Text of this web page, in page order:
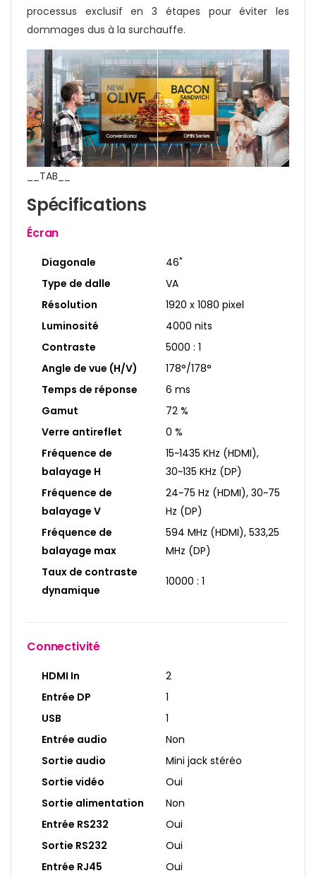
processus exclusif en 3 étapes pour éviter les
dommages dus à la surchauffe.
__TAB__
Spécifications
Écran
Diagonale
46"
Type de dalle
VA
Résolution
1920 x 1080 pixel
Luminosité
4000 nits
Contraste
5000 : 1
Angle de vue (H/V)
178°/178°
Temps de réponse
6 ms
Gamut
72 %
Verre antireflet
0 %
Fréquence de
balayage H
15~1435 KHz (HDMI),
30~135 KHz (DP)
Fréquence de
balayage V
24~75 Hz (HDMI), 30~75
Hz (DP)
Fréquence de
balayage max
594 MHz (HDMI), 533,25
MHz (DP)
Taux de contraste
dynamique
10000 : 1
Connectivité
HDMI In
2
Entrée DP
1
USB
1
Entrée audio
Non
Sortie audio
Mini jack stéréo
Sortie vidéo
Oui
Sortie alimentation
Non
Entrée RS232
Oui
Sortie RS232
Oui
Entrée RJ45
Oui